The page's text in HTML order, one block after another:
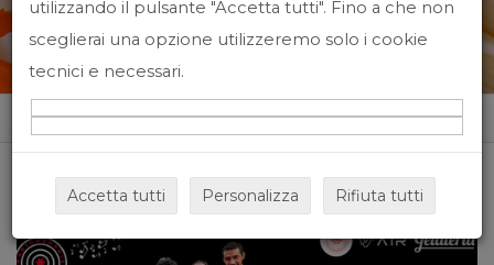
Home News&events
utilizzando il pulsante "Accetta tutti". Fino a che non
sceglierai una opzione utilizzeremo solo i cookie
tecnici e necessari.
Accetta tutti Personalizza Rifiuta tutti